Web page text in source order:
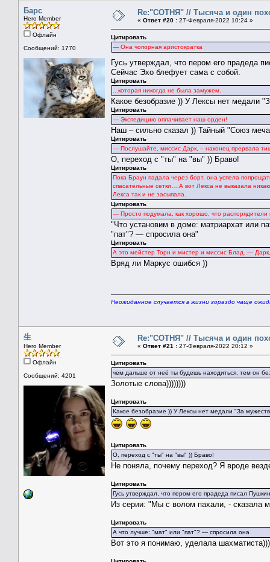
Барс
Hero Member
Офлайн
Сообщений: 1770
Re:"СОТНЯ" // Тысяча и один
« Ответ #20 : 27-Февраля-2022 10:24 »
Цитировать
— Она чопорная аристократка
Гусь утверждал, что пером его прадеда
Сейчас Эхо блефует сама с собой.
Цитировать
...которая никогда не была замужем.
Какое безобразие )) У Лексы нет медали
Цитировать
— Экспедицию оплачивает наш орден!
Наш – сильно сказал )) Тайный "Союз
Цитировать
― Послушайте, миссис Дарк, – наконец прервала
О, переход с "ты" на "вы" )) Браво!
Цитировать
Пока Браун падала через борт, она успела
спасательные сетки….А вот Лекса не выказала
Лекса так и не засыпала.
Цитировать
— Просто подумала, как хорошо, что
"Что установим в доме: матриархат или
"пат"? — спросила она"
Цитировать
А это мейстер Торн и мистер и миссис Блад..―
Вряд ли Маркус ошибся ))
Неожиданное случается в жизни гораздо чаще
生
Hero Member
Офлайн
Сообщений: 4201
Re:"СОТНЯ" // Тысяча и один
« Ответ #21 : 27-Февраля-2022 20:12 »
Цитировать
чем дальше от неё ты будешь находиться, тем он
Золотые слова))))))))
Цитировать
Какое безобразие )) У Лексы нет медали "За
Цитировать
О, переход с "ты" на "вы" )) Браво!
Не поняла, почему переход? Я вроде
Цитировать
Гусь утверждал, что пером его прадеда писал
Из серии: "Мы с волом пахали, - сказала
Цитировать
А что лучше: "мат" или "пат"? — спросила она
Вот это я понимаю, уделала